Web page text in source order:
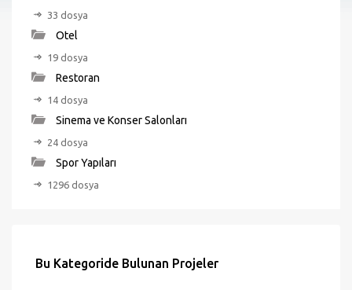
33 dosya
Otel
19 dosya
Restoran
14 dosya
Sinema ve Konser Salonları
24 dosya
Spor Yapıları
1296 dosya
Bu Kategoride Bulunan Projeler